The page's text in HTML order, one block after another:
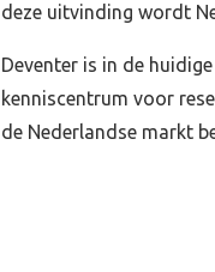
deze uitvinding wordt
Deventer is in de
kenniscentrum voor
de Nederlandse markt